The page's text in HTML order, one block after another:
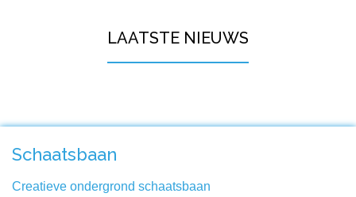
LAATSTE NIEUWS
Schaatsbaan
Creatieve ondergrond schaatsbaan